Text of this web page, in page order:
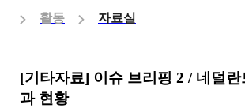
활동 자료실
[기타자료] 이슈 브리핑 2 / 네덜
과 현황